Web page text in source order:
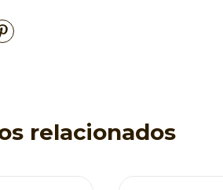
relacionados